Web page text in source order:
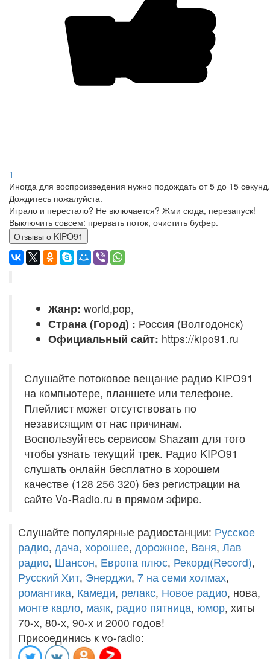
1
Иногда для воспроизведения нужно подождать от 5 до 15 секунд.
Дождитесь пожалуйста.
Играло и перестало? Не включается? Жми сюда, перезапуск!
Выключить совсем: прервать поток, очистить буфер.
Отзывы о KIPO91
Жанр: world,pop,
Страна (Город) : Россия (Волгодонск)
Официальный сайт: https://kipo91.ru
Слушайте потоковое вещание радио KIPO91
на компьютере, планшете или телефоне.
Плейлист может отсутствовать по
независящим от нас причинам.
Воспользуйтесь сервисом Shazam для того
чтобы узнать текущий трек. Радио KIPO91
слушать онлайн бесплатно в хорошем
качестве (128 256 320) без регистрации на
сайте Vo-Radio.ru в прямом эфире.
Слушайте популярные радиостанции: Русское
радио, дача, хорошее, дорожное, Ваня, Лав
радио, Шансон, Европа плюс, Рекорд(Record),
Русский Хит, Энерджи, 7 на семи холмах,
романтика, Камеди, релакс, Новое радио, нова,
монте карло, маяк, радио пятница, юмор, хиты
70-х, 80-х, 90-х и 2000 годов!
Присоединись к vo-radio: